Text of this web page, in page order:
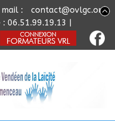
:
contact@ovlgc.org
06.51.99.19.13 |